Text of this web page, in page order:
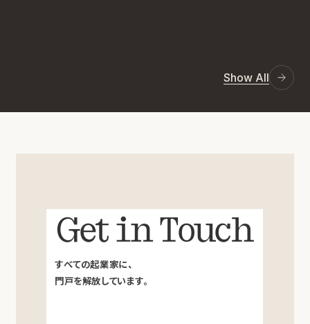
Show All
Get in Touch
すべての起業家に、
門戸を解放しています。